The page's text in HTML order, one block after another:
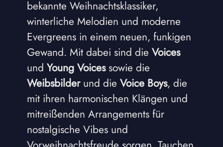
bekannte Weihnachtsklassiker,
winterliche Melodien und moderne
Evergreens in einem neuen, funkigen
Gewand. Mit dabei sind die Voices
und Young Voicessowie die
Weibsbilderund die Voice Boys, die
mit ihren harmonischen Klängen und
mitreißenden Arrangements für
nostalgische Vibes und